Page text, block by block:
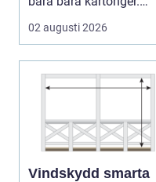
Många ...
02 augusti 2026
Vindskydd smarta